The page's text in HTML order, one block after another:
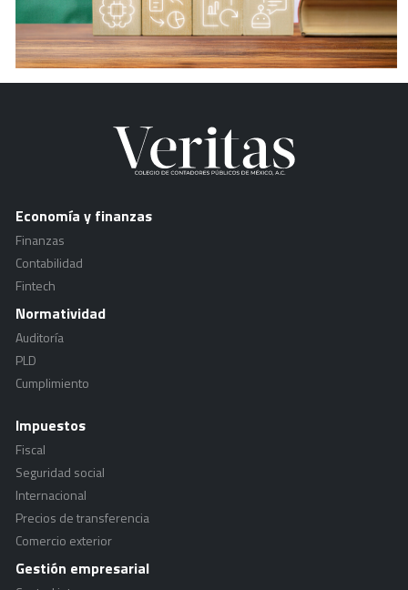
Economía y finanzas
Finanzas
Contabilidad
Fintech
Normatividad
Auditoría
PLD
Cumplimiento
Impuestos
Fiscal
Seguridad social
Internacional
Precios de transferencia
Comercio exterior
Gestión empresarial